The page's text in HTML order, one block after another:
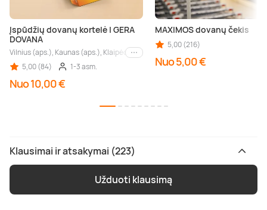
Įspūdžių dovanų kortelė | GERA
DOVANA
Vilnius (aps.), Kaunas (aps.), Klaipėda (aps.), Palanga (aps.), Nida (aps.),
Kiti miestai
5,00 (84)
1-3 asm.
Nuo 10,00 €
MAXIMOS dovanų čekis
5,00 (216)
Nuo 5,00 €
Klausimai ir atsakymai (223)
Užduoti klausimą